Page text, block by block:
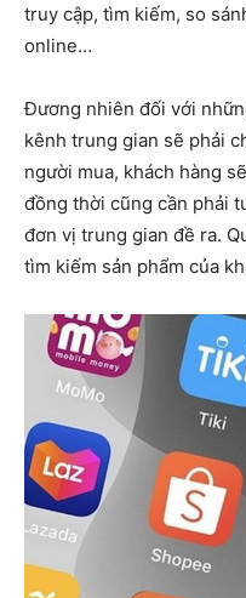
truy cập, tìm kiếm, so
online…
Đương nhiên đối với
kênh trung gian sẽ phải
người mua, khách hàng
đồng thời cũng cần phải
đơn vị trung gian đề ra.
tìm kiếm sản phẩm của